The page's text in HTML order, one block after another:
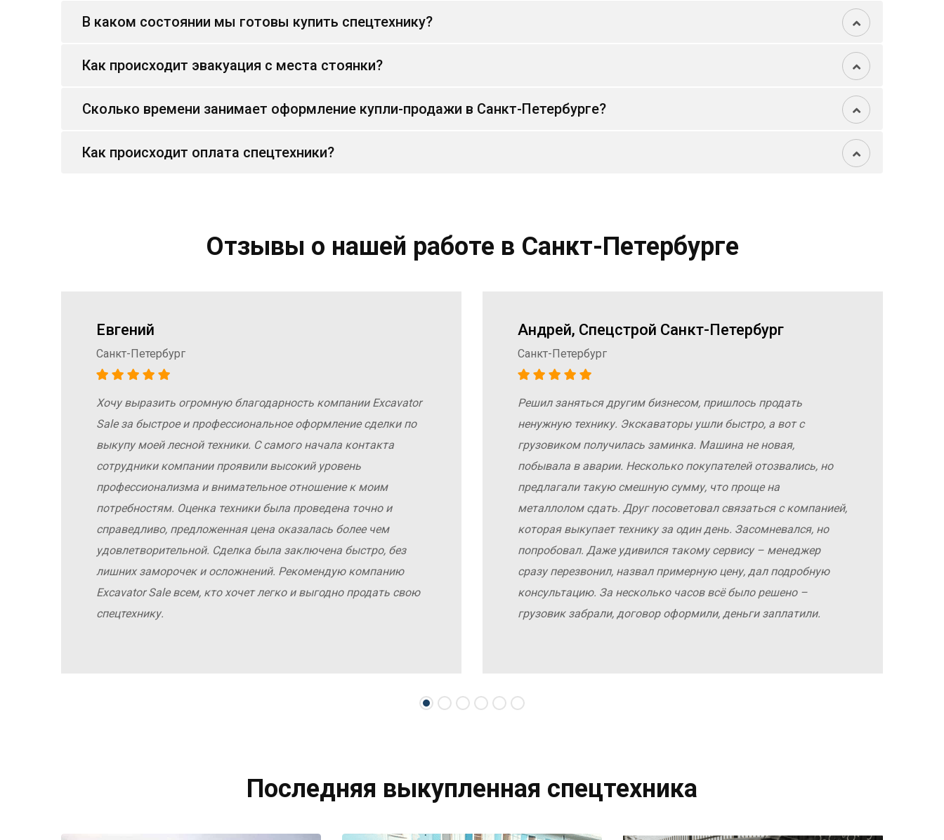
В каком состоянии мы готовы купить спецтехнику?
Как происходит эвакуация с места стоянки?
Сколько времени занимает оформление купли-продажи в Санкт-Петербурге?
Как происходит оплата спецтехники?
Отзывы о нашей работе в Санкт-Петербурге
Евгений
Санкт-Петербург
Хочу выразить огромную благодарность компании Excavator
Sale за быстрое и профессиональное оформление сделки по
выкупу моей лесной техники. С самого начала контакта
сотрудники компании проявили высокий уровень
профессионализма и внимательное отношение к моим
потребностям. Оценка техники была проведена точно и
справедливо, предложенная цена оказалась более чем
удовлетворительной. Сделка была заключена быстро, без
лишних заморочек и осложнений. Рекомендую компанию
Excavator Sale всем, кто хочет легко и выгодно продать свою
спецтехнику.
Андрей, Спецстрой Санкт-Петербург
Санкт-Петербург
Решил заняться другим бизнесом, пришлось продать
ненужную технику. Экскаваторы ушли быстро, а вот с
грузовиком получилась заминка. Машина не новая,
побывала в аварии. Несколько покупателей отозвались, но
предлагали такую смешную сумму, что проще на
металлолом сдать. Друг посоветовал связаться с компанией,
которая выкупает технику за один день. Засомневался, но
попробовал. Даже удивился такому сервису – менеджер
сразу перезвонил, назвал примерную цену, дал подробную
консультацию. За несколько часов всё было решено –
грузовик забрали, договор оформили, деньги заплатили.
Последняя выкупленная спецтехника